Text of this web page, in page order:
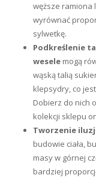
węższe ramiona
wyrównać
sylwetkę.
Podkreślenie
wesele mogą
wąską talią
klepsydry, co
Dobierz do nich
kolekcji sklepu
Tworzenie
budowie ciała,
masy w górnej
bardziej